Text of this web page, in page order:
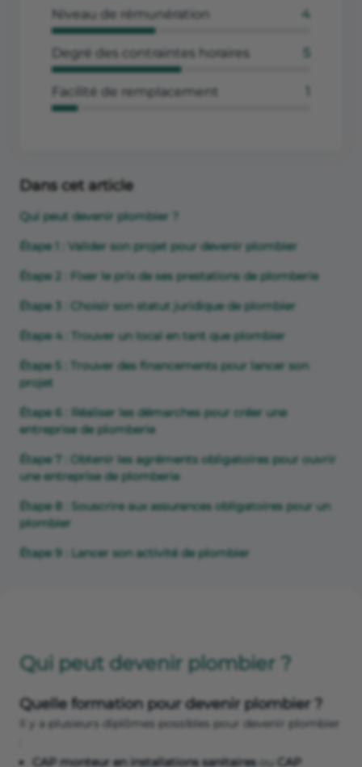
Niveau de rémunération
4
Degré des contraintes horaires
Facilité de remplacement
Dans cet article
Qui peut devenir plombier ?
Étape 1 : Valider son projet pour devenir plombier
Étape 2 : Fixer le prix de ses prestations de plomberie
Étape 3 : Choisir son statut juridique de plombier
Étape 4 : Trouver un local en tant que plombier
Étape 5 : Trouver des financements pour lancer son
projet
Étape 6 : Réaliser les démarches pour créer une
entreprise de plomberie
Étape 7 : Obtenir les agréments obligatoires pour ouvrir
une entreprise de plomberie
Étape 8 : Souscrire aux assurances obligatoires pour un
plombier
Étape 9 : Lancer son activité de plombier
Qui peut devenir plombier ?
Quelle formation pour devenir plombier ?
Il y a plusieurs diplômes possibles pour devenir plombier
CAP monteur en installations sanitaires ou
CAP